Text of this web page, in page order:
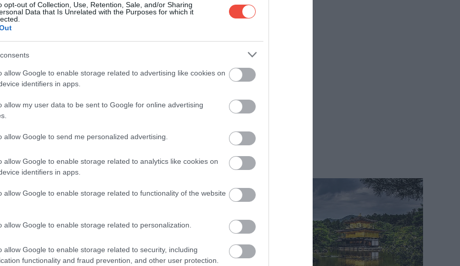
opt-out of Collection, Use, Retention, Sale, and/or Sharing
Data that Is Unrelated with the Purposes for which it
allow Google to enable storage related to advertising like cookies on
identifiers in apps.
allow my user data to be sent to Google for online advertising
allow Google to send me personalized advertising.
allow Google to enable storage related to analytics like cookies on
identifiers in apps.
allow Google to enable storage related to functionality of the website
allow Google to enable storage related to personalization.
allow Google to enable storage related to security, including
functionality and fraud prevention, and other user protection.
DESTINAȚII